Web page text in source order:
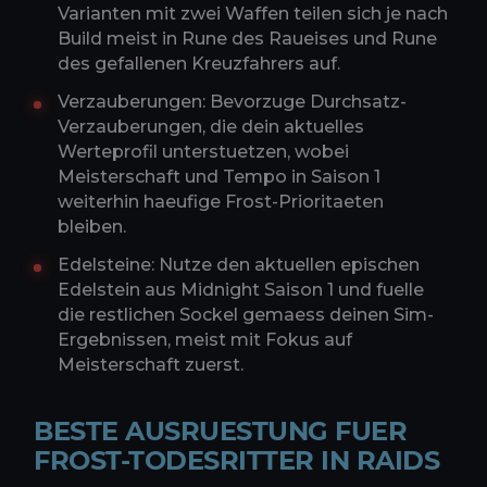
Varianten mit zwei Waffen teilen sich je nach
Build meist in Rune des Raueises und Rune
des gefallenen Kreuzfahrers auf.
Verzauberungen: Bevorzuge Durchsatz-
Verzauberungen, die dein aktuelles
Werteprofil unterstuetzen, wobei
Meisterschaft und Tempo in Saison 1
weiterhin haeufige Frost-Prioritaeten
bleiben.
Edelsteine: Nutze den aktuellen epischen
Edelstein aus Midnight Saison 1 und fuelle
die restlichen Sockel gemaess deinen Sim-
Ergebnissen, meist mit Fokus auf
Meisterschaft zuerst.
BESTE AUSRUESTUNG FUER
FROST-TODESRITTER IN RAIDS